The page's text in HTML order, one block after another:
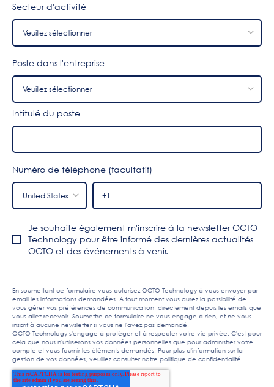
Secteur d'activité
Poste dans l'entreprise
Intitulé du poste
Numéro de téléphone (facultatif)
Je souhaite également m'inscrire à la newsletter OCTO
Technology pour être informé des dernières actualités
OCTO et des événements à venir.
En soumettant ce formulaire vous autorisez OCTO Technology à vous envoyer par
email les informations demandées. A tout moment vous aurez la possibilité de
vous gérer vos préférences de communication, directement depuis les emails que
vous allez recevoir. Soumettre ce formulaire ne vous engage à rien, et ne vous
inscrit à aucune newsletter si vous ne l'avez pas demandé.
OCTO Technology s'engage à protéger et à respecter votre vie privée. C'est pour
cela que nous n'utiliserons vos données personnelles que pour administrer votre
compte et vous fournir les éléments demandés. Pour plus d'information sur la
gestion de vos données, veuillez consulter notre politique de confidentialité.